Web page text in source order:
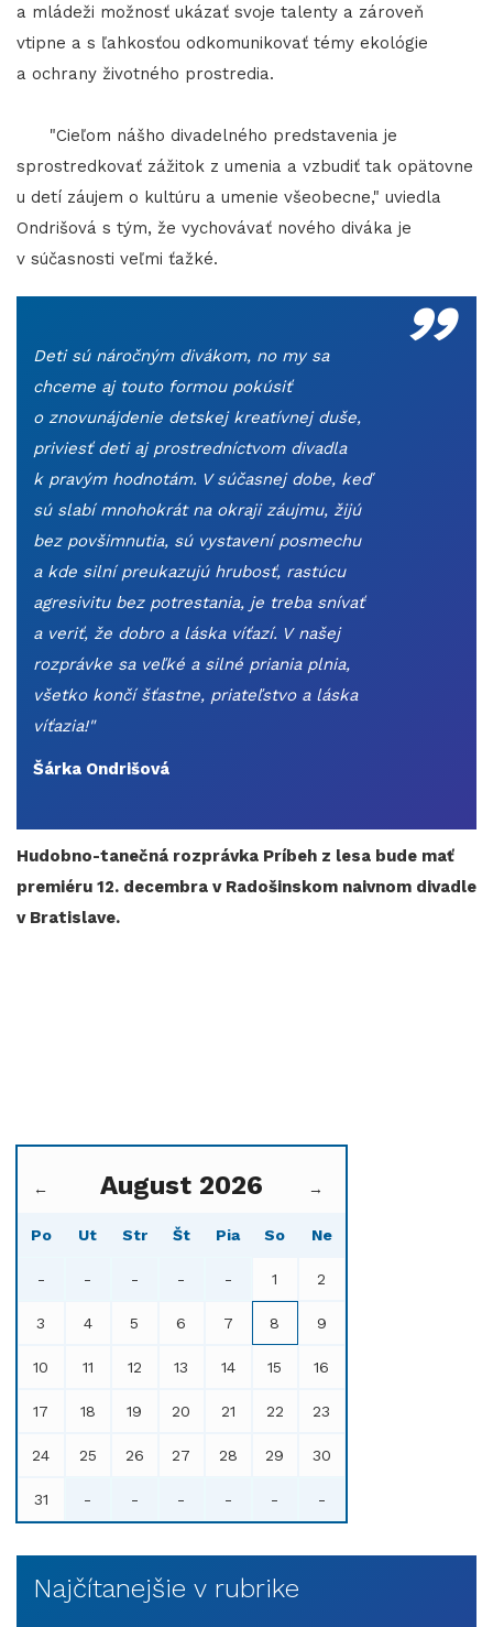
a mládeži možnosť ukázať svoje talenty a zároveň
vtipne a s ľahkosťou odkomunikovať témy ekológie
a ochrany životného prostredia.
"Cieľom nášho divadelného predstavenia je
sprostredkovať zážitok z umenia a vzbudiť tak opätovne
u detí záujem o kultúru a umenie všeobecne," uviedla
Ondrišová s tým, že vychovávať nového diváka je
v súčasnosti veľmi ťažké.
„
Deti sú náročným divákom, no my sa
chceme aj touto formou pokúsiť
o znovunájdenie detskej kreatívnej duše,
priviesť deti aj prostredníctvom divadla
k pravým hodnotám. V súčasnej dobe, keď
sú slabí mnohokrát na okraji záujmu, žijú
bez povšimnutia, sú vystavení posmechu
a kde silní preukazujú hrubosť, rastúcu
agresivitu bez potrestania, je treba snívať
a veriť, že dobro a láska víťazí. V našej
rozprávke sa veľké a silné priania plnia,
všetko končí šťastne, priateľstvo a láska
víťazia!"​​​​
Šárka Ondrišová
Hudobno-tanečná rozprávka Príbeh z lesa bude mať
premiéru 12. decembra v Radošinskom naivnom divadle
v Bratislave.
← August 2026 →
Po Ut Str Št Pia So Ne
- - - - - 1 2
3 4 5 6 7 8 9
10 11 12 13 14 15 16
17 18 19 20 21 22 23
24 25 26 27 28 29 30
31 - - - - - -
Najčítanejšie v rubrike